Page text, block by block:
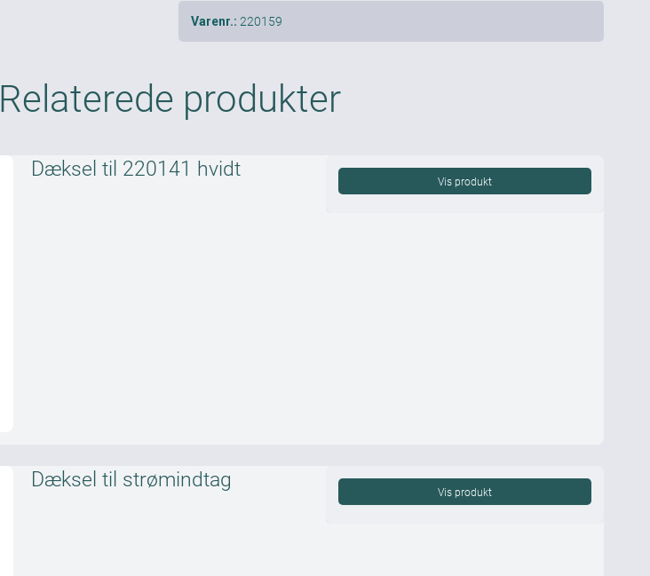
Varenr.: 220159
Relaterede produkter
Dæksel til 220141 hvidt
Vis produkt
Dæksel til strømindtag
Vis produkt